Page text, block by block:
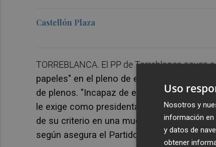
Castellón Plaza
TORREBLANCA. El PP de Torreblanca acusa a
papeles" en el pleno de este jueves,
de plenos. "Incapaz de escuchar una
le exige como presidenta de la
de su criterio en una muestra más de
según asegura el Partido Popular en un
Uso
Nosotros y
información en
y datos de
obtener